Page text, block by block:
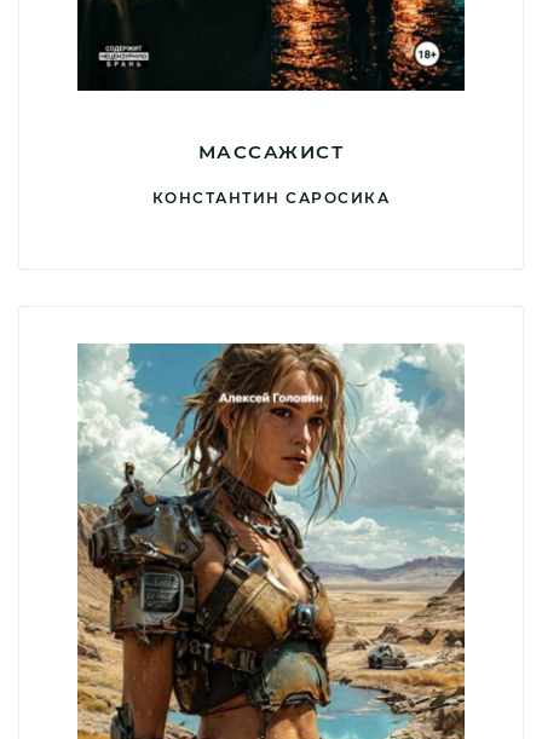
МАССАЖИСТ
КОНСТАНТИН САРОСИКА